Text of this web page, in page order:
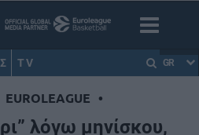
TV GR
EUROLEAGUE •
λόγω μηνίσκου,